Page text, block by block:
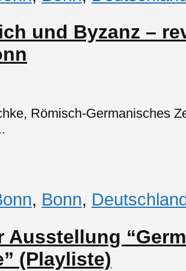
und Byzanz –
Römisch-Germanisches
, Bonn, Deutschland
Ausstellung
(Playliste)